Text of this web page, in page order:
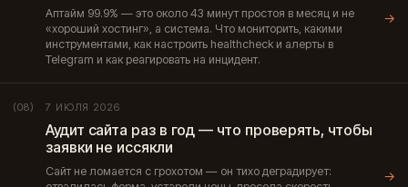
Аптайм 99.9% — это около 43 минут простоя в месяц и не
«хороший хостинг», а система. Что мониторить, какими
инструментами, как настроить healthcheck и алерты в
Telegram и как реагировать на инцидент.
→
(08) 7 ИЮЛЯ 2026
Аудит сайта раз в год — что проверять, чтобы
заявки не иссякли
Сайт не ломается с грохотом — он тихо деградирует:
→